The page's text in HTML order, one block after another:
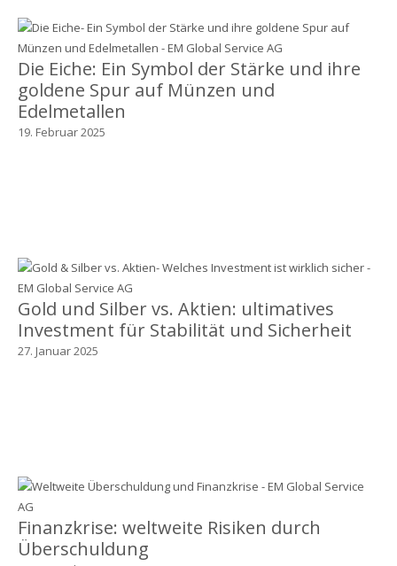
Die Eiche: Ein Symbol der Stärke und ihre
goldene Spur auf Münzen und
Edelmetallen
19. Februar 2025
Gold und Silber vs. Aktien: ultimatives
Investment für Stabilität und Sicherheit
27. Januar 2025
Finanzkrise: weltweite Risiken durch
Überschuldung